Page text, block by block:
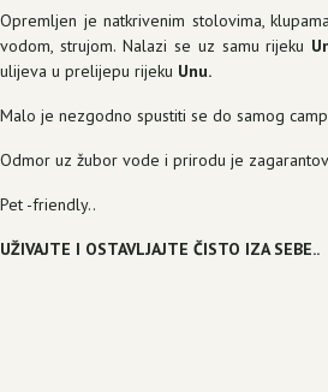
Opremljen je natkrivenim stolovima,
vodom, strujom. Nalazi se uz samu rijeku
ulijeva u prelijepu rijeku Unu.
Malo je nezgodno spustiti se do samog
Odmor uz žubor vode i prirodu je
Pet -friendly..
UŽIVAJTE I OSTAVLJAJTE ČISTO IZA SEBE..